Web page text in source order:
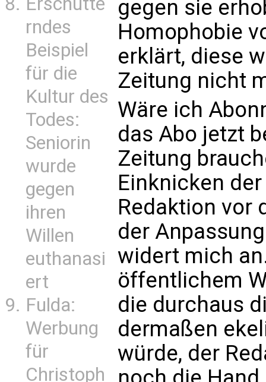
rndes
Beispiel
für die
Kultur des
Todes:
Seniorin
wurde
gegen
ihren
Willen
euthanasi
ert
Fulda:
Werbung
für
Christoph
gegen sie
Homophobie
erklärt, diese
Zeitung nicht
Wäre ich
das Abo jetzt
Zeitung
Einknicken
Redaktion vor
der
widert mich
öffentlichem
die durchaus
dermaßen
würde, der